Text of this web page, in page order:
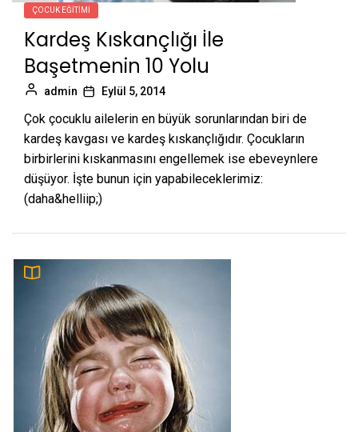
ÇOCUK EĞITIMI
Kardeş Kıskançlığı İle
Başetmenin 10 Yolu
admin Eylül 5, 2014
Çok çocuklu ailelerin en büyük sorunlarından biri de
kardeş kavgası ve kardeş kıskançlığıdır. Çocukların
birbirlerini kıskanmasını engellemek ise ebeveynlere
düşüyor. İşte bunun için yapabileceklerimiz:
(daha&helliip;)